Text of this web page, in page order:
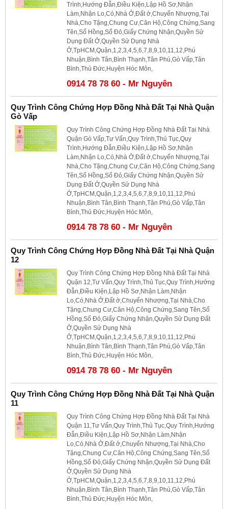
Trình,Hướng Đẫn,Điều Kiện,Lập Hồ Sơ,Nhận
Làm,Nhận Lo,Có,Nhà Ở,Đất ở,Chuyển Nhượng,Tại
Nhà,Cho Tặng,Chung Cư,Căn Hộ,Công Chứng,Sang
Tên,Sổ Hồng,Sổ Đỏ,Giấy Chứng Nhận,Quyền Sử
Dụng Đất Ở,Quyền Sử Dụng Nhà
Ở,TpHCM,Quận,1,2,3,4,5,6,7,8,9,10,11,12,Phú
Nhuận,Bình Tân,Bình Thạnh,Tân Phú,Gò Vấp,Tân
Bình,Thủ Đức,Huyện Hóc Môn,
0914 78 78 60 - Mr Nguyên
Quy Trình Công Chứng Hợp Đồng Nhà Đất Tại Nhà Quận
Gò Vấp
Quy Trình Công Chứng Hợp Đồng Nhà Đất Tại Nhà
Quận Gò Vấp,Tư Vấn,Quy Trình,Thủ Tục,Quy
Trình,Hướng Đẫn,Điều Kiện,Lập Hồ Sơ,Nhận
Làm,Nhận Lo,Có,Nhà Ở,Đất ở,Chuyển Nhượng,Tại
Nhà,Cho Tặng,Chung Cư,Căn Hộ,Công Chứng,Sang
Tên,Sổ Hồng,Sổ Đỏ,Giấy Chứng Nhận,Quyền Sử
Dụng Đất Ở,Quyền Sử Dụng Nhà
Ở,TpHCM,Quận,1,2,3,4,5,6,7,8,9,10,11,12,Phú
Nhuận,Bình Tân,Bình Thạnh,Tân Phú,Gò Vấp,Tân
Bình,Thủ Đức,Huyện Hóc Môn,
0914 78 78 60 - Mr Nguyên
Quy Trình Công Chứng Hợp Đồng Nhà Đất Tại Nhà Quận
12
Quy Trình Công Chứng Hợp Đồng Nhà Đất Tại Nhà
Quận 12,Tư Vấn,Quy Trình,Thủ Tục,Quy Trình,Hướng
Đẫn,Điều Kiện,Lập Hồ Sơ,Nhận Làm,Nhận
Lo,Có,Nhà Ở,Đất ở,Chuyển Nhượng,Tại Nhà,Cho
Tặng,Chung Cư,Căn Hộ,Công Chứng,Sang Tên,Sổ
Hồng,Sổ Đỏ,Giấy Chứng Nhận,Quyền Sử Dụng Đất
Ở,Quyền Sử Dụng Nhà
Ở,TpHCM,Quận,1,2,3,4,5,6,7,8,9,10,11,12,Phú
Nhuận,Bình Tân,Bình Thạnh,Tân Phú,Gò Vấp,Tân
Bình,Thủ Đức,Huyện Hóc Môn,
0914 78 78 60 - Mr Nguyên
Quy Trình Công Chứng Hợp Đồng Nhà Đất Tại Nhà Quận
11
Quy Trình Công Chứng Hợp Đồng Nhà Đất Tại Nhà
Quận 11,Tư Vấn,Quy Trình,Thủ Tục,Quy Trình,Hướng
Đẫn,Điều Kiện,Lập Hồ Sơ,Nhận Làm,Nhận
Lo,Có,Nhà Ở,Đất ở,Chuyển Nhượng,Tại Nhà,Cho
Tặng,Chung Cư,Căn Hộ,Công Chứng,Sang Tên,Sổ
Hồng,Sổ Đỏ,Giấy Chứng Nhận,Quyền Sử Dụng Đất
Ở,Quyền Sử Dụng Nhà
Ở,TpHCM,Quận,1,2,3,4,5,6,7,8,9,10,11,12,Phú
Nhuận,Bình Tân,Bình Thạnh,Tân Phú,Gò Vấp,Tân
Bình,Thủ Đức,Huyện Hóc Môn,